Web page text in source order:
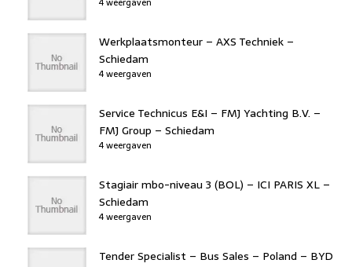
Werkplaatsmonteur – AXS Techniek –
Schiedam
4 weergaven
Service Technicus E&I – FMJ Yachting B.V. –
FMJ Group – Schiedam
4 weergaven
Stagiair mbo-niveau 3 (BOL) – ICI PARIS XL –
Schiedam
4 weergaven
Tender Specialist – Bus Sales – Poland – BYD